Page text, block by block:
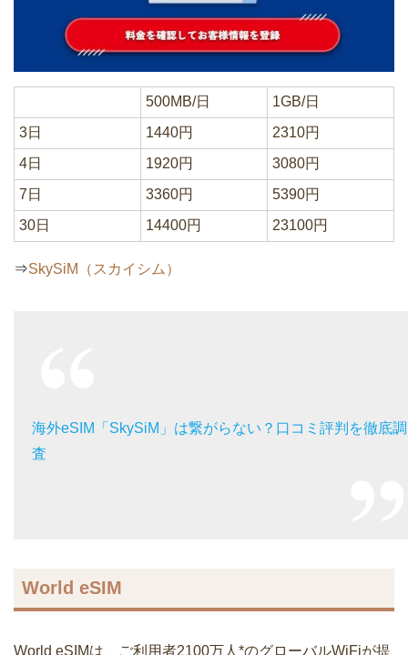
500MB/日
1GB/日
3日
1440円
2310円
4日
1920円
3080円
7日
3360円
5390円
30日
14400円 23100円
⇒SkySiM（スカイシム）
海外eSIM「SkySiM」は繋がらない？口コミ評判を徹底調
査
World eSIM
World eSIMは、ご利用者2100万人*のグローバルWiFiが提